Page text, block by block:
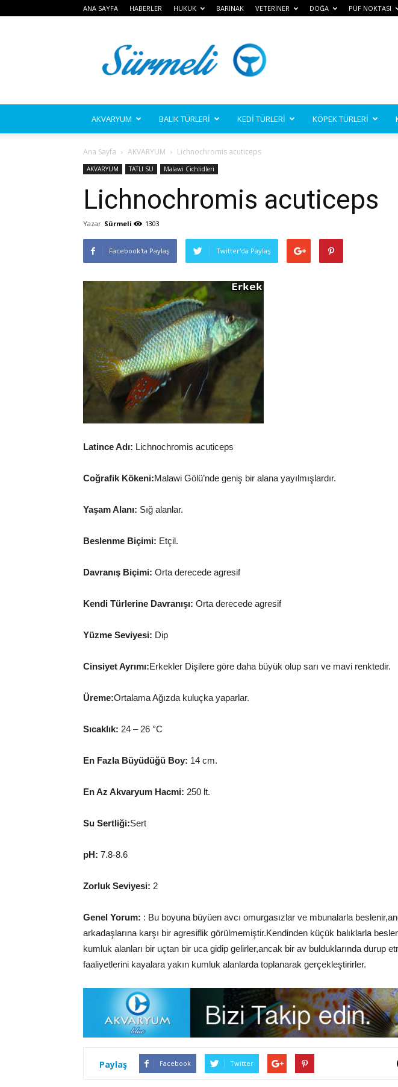
ANA SAYFA HABERLER HUKUK BARINAK VETERİNER DOĞA PÜF NOKTASI
AKVARYUM BALIK TÜRLERİ KEDİ TÜRLERİ KÖPEK TÜRLERİ
Ana Sayfa AKVARYUM Lichnochromis acuticeps
AKVARYUM TATLI SU Malawi Cichlidleri
Lichnochromis acuticeps
Yazar Sürmeli 1303
Facebook'ta Paylaş Twitter'da Paylaş
Latince Adı: Lichnochromis acuticeps
Coğrafik Kökeni:Malawi Gölü’nde geniş bir alana yayılmışlardır.
Yaşam Alanı: Sığ alanlar.
Beslenme Biçimi: Etçil.
Davranış Biçimi: Orta derecede agresif
Kendi Türlerine Davranışı: Orta derecede agresif
Yüzme Seviyesi: Dip
Cinsiyet Ayrımı:Erkekler Dişilere göre daha büyük olup sarı ve mavi renktedir.
Üreme:Ortalama Ağızda kuluçka yaparlar.
Sıcaklık: 24 – 26 °C
En Fazla Büyüdüğü Boy: 14 cm.
En Az Akvaryum Hacmi: 250 lt.
Su Sertliği:Sert
pH: 7.8-8.6
Zorluk Seviyesi: 2
Genel Yorum: : Bu boyuna büyüen avcı omurgasızlar ve mbunalarla
arkadaşlarına karşı bir agresiflik görülmemiştir.Kendinden küçük balıklarla
kumluk alanları bir uçtan bir uca gidip gelirler,ancak bir av bulduklarında durup
faaliyetlerini kayalara yakın kumluk alanlarda toplanarak gerçekleştirirler.
Paylaş Facebook Twitter